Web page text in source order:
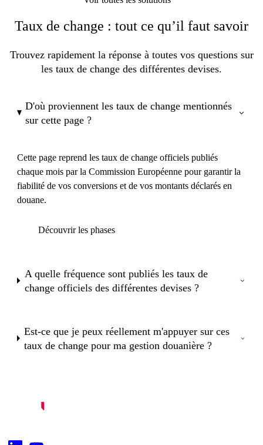
Taux de change : tout ce qu’il faut savoir
Trouvez rapidement la réponse à toutes vos questions sur
les taux de change des différentes devises.
D'où proviennent les taux de change mentionnés
sur cette page ?
Cette page reprend les taux de change officiels publiés
chaque mois par la Commission Européenne pour garantir la
fiabilité de vos conversions et de vos montants déclarés en
douane.
Découvrir les phases
A quelle fréquence sont publiés les taux de
change officiels des différentes devises ?
Est-ce que je peux réellement m'appuyer sur ces
taux de change pour ma gestion douanière ?